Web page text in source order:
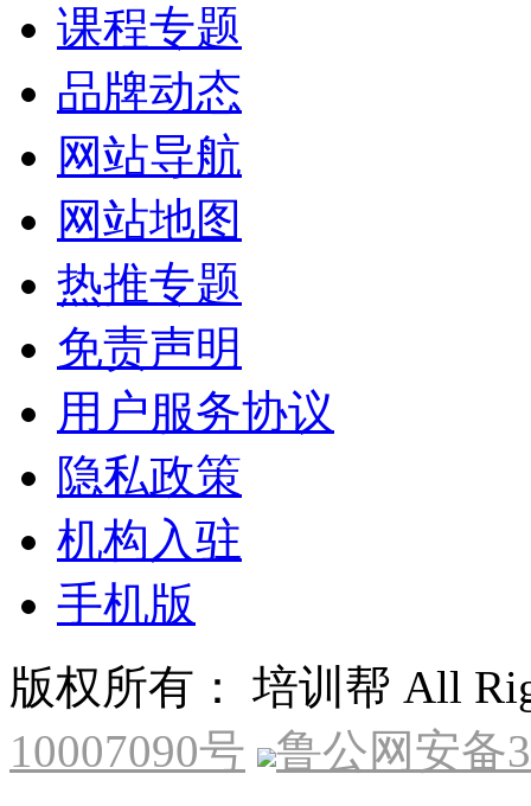
课程专题
品牌动态
网站导航
网站地图
热推专题
免责声明
用户服务协议
隐私政策
机构入驻
手机版
版权所有： 培训帮 All
10007090号
鲁公网安备